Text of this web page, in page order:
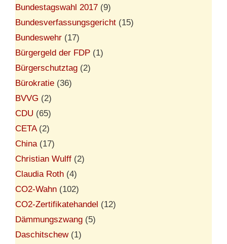
Bundestagswahl 2017 (9)
Bundesverfassungsgericht (15)
Bundeswehr (17)
Bürgergeld der FDP (1)
Bürgerschutztag (2)
Bürokratie (36)
BVVG (2)
CDU (65)
CETA(2)
China(17)
Christian Wulff (2)
Claudia Roth (4)
CO2-Wahn (102)
CO2-Zertifikatehandel (12)
Dämmungszwang (5)
Daschitschew(1)